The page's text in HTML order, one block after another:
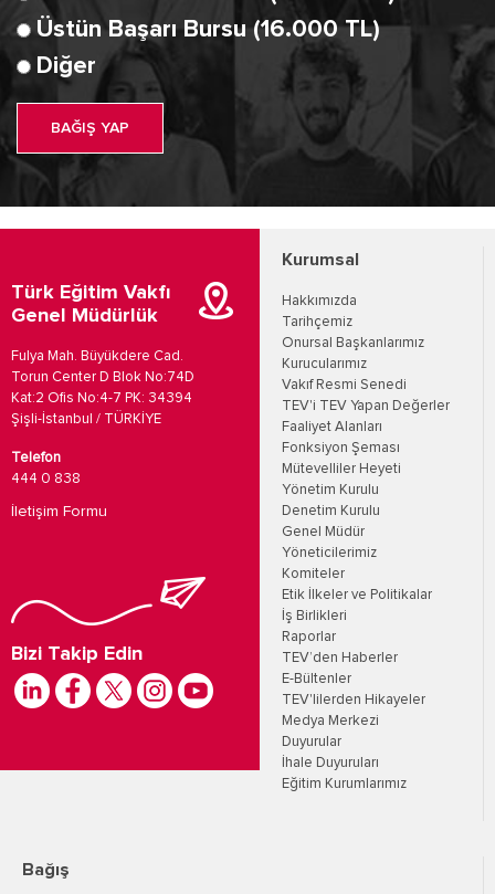
Üstün Başarı Bursu (16.000 TL)
Diğer
BAĞIŞ YAP
Türk Eğitim Vakfı
Genel Müdürlük
Fulya Mah. Büyükdere Cad.
Torun Center D Blok No:74D
Kat:2 Ofis No:4-7 PK: 34394
Şişli-İstanbul / TÜRKİYE
Telefon
444 0 838
İletişim Formu
Bizi Takip Edin
Kurumsal
Hakkımızda
Tarihçemiz
Onursal Başkanlarımız
Kurucularımız
Vakıf Resmi Senedi
TEV'i TEV Yapan Değerler
Faaliyet Alanları
Fonksiyon Şeması
Mütevelliler Heyeti
Yönetim Kurulu
Denetim Kurulu
Genel Müdür
Yöneticilerimiz
Komiteler
Etik İlkeler ve Politikalar
İş Birlikleri
Raporlar
TEV’den Haberler
E-Bültenler
TEV'lilerden Hikayeler
Medya Merkezi
Duyurular
İhale Duyuruları
Eğitim Kurumlarımız
Bağış